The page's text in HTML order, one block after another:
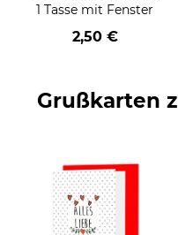
1 Tasse mit Fenster
2,50 €
Grußkarten